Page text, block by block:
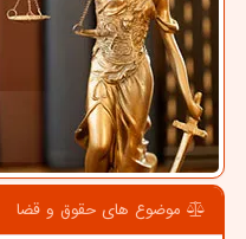
موضوع های حقوق و قضا